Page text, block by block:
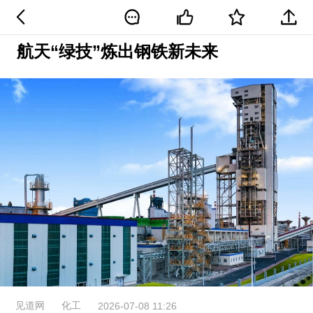
航天“绿技”炼出钢铁新未来
见道网 化工 2026-07-08 11:26